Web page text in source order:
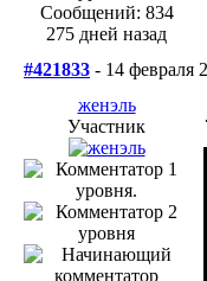
Сообщений: 834
275 дней назад
#421833 - 14 февраля
женэль
Участник